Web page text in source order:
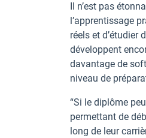
Il n’est pas
l’apprentissage
réels et d’étudier
développent
davantage de
niveau de
“Si le diplôme
permettant de
long de leur